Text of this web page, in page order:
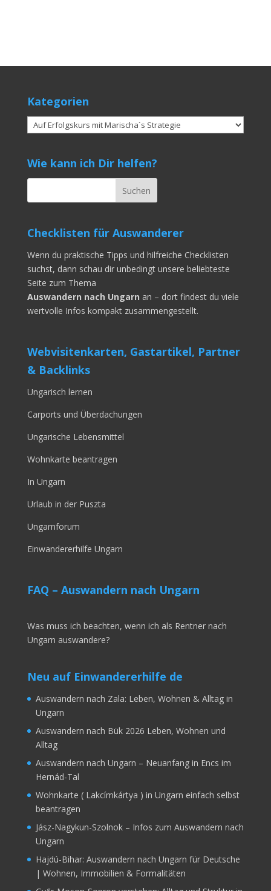
Kategorien
Kategorien
Wie kann ich Dir helfen?
Checklisten für Auswanderer
Wenn du praktische Tipps und hilfreiche Checklisten
suchst, dann schau dir unbedingt unsere beliebteste
Seite zum Thema
Auswandern nach Ungarn an – dort findest du viele
wertvolle Infos kompakt zusammengestellt.
Webvisitenkarten, Gastartikel, Partner
& Backlinks
Ungarisch lernen
Carports und Überdachungen
Ungarische Lebensmittel
Wohnkarte beantragen
In Ungarn
Urlaub in der Puszta
Ungarnforum
Einwandererhilfe Ungarn
FAQ – Auswandern nach Ungarn
Was muss ich beachten, wenn ich als Rentner nach
Ungarn auswandere?
Neu auf Einwandererhilfe de
Auswandern nach Zala: Leben, Wohnen & Alltag in
Ungarn
Auswandern nach Bük 2026 Leben, Wohnen und
Alltag
Auswandern nach Ungarn – Neuanfang in Encs im
Hernád-Tal
Wohnkarte ( Lakcímkártya ) in Ungarn einfach selbst
beantragen
Jász-Nagykun-Szolnok – Infos zum Auswandern nach
Ungarn
Hajdú-Bihar: Auswandern nach Ungarn für Deutsche
| Wohnen, Immobilien & Formalitäten